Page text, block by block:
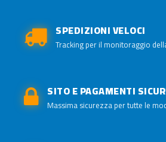
SPEDIZIONI VELOCI
Tracking per il monitoraggio
SITO E PAGAMENTI
Massima sicurezza per tutte le